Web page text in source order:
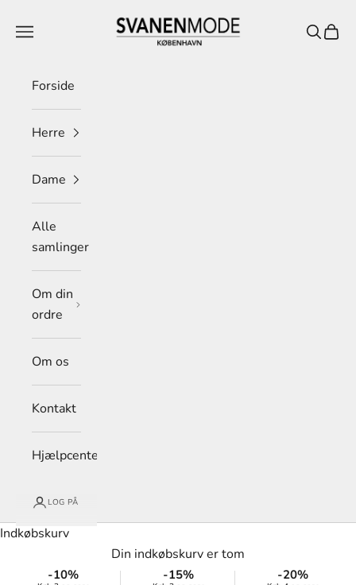
Svanen Mode
Menu Søg
Forside
Herre
Dame
Alle
samlinger
Om din
ordre
Om os
Kontakt
Hjælpcenter
LOG PÅ
Indkøbskurv
Din indkøbskurv er tom
-10% -15% -20%